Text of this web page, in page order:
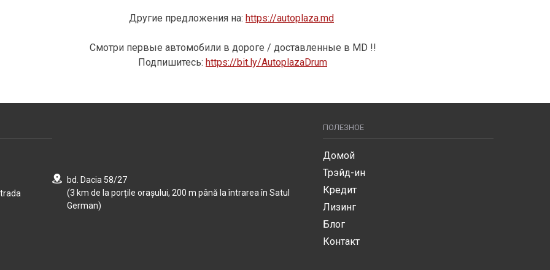
Другие предложения на: https://autoplaza.md
Смотрипервые автомобилив дороге / доставленные в MD !!
Подпишитесь: https://bit.ly/AutoplazaDrum
bd. Dacia 58/27
(3 km de la porțile orașului, 200 m până la întrarea în Satul
German)
ПОЛЕЗНОЕ
Домой
Трэйд-ин
Кредит
Лизинг
Блог
Контакт